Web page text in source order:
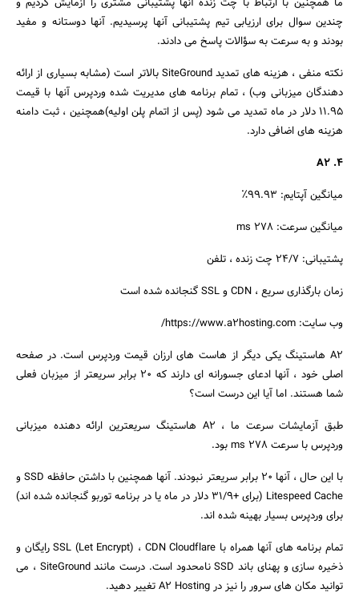
چندین سوال برای ارزیابی تیم پشتیبانی آنها پرسیدیم. آنها دوستانه و مفید
بودند و به سرعت به سؤالات پاسخ می دادند.
نکته منفی ، هزینه های تمدید SiteGround بالاتر است (مشابه بسیاری از ارائه
دهندگان میزبانی وب) ، تمام برنامه های مدیریت شده وردپرس آنها با قیمت
11.95 دلار در ماه تمدید می شود (پس از اتمام پلن اولیه)همچنین ، ثبت دامنه
هزینه های اضافی دارد.
4. A2
میانگین آپتایم: 99.93٪
میانگین سرعت: 278 ms
پشتیبانی: 24/7 چت زنده ، تلفن
زمان بارگذاری سریع ، CDN و SSL گنجانده شده است
وب سایت: https://www.a2hosting.com/
A2 هاستینگ یکی دیگر از هاست های ارزان قیمت وردپرس است. در صفحه
اصلی خود ، آنها ادعای جسورانه ای دارند که 20 برابر سریعتر از میزبان فعلی
شما هستند. اما آیا این درست است؟
طبق آزمایشات سرعت ما ، A2 هاستینگ سریعترین ارائه دهنده میزبانی
وردپرس با سرعت 278 ms بود.
با این حال ، آنها 20 برابر سریعتر نبودند. آنها همچنین با داشتن حافظه SSD و
Litespeed Cache (برای +31/9 دلار در ماه یا در برنامه توربو گنجانده شده اند)
برای وردپرس بسیار بهینه شده اند.
تمام برنامه های آنها همراه با SSL (Let Encrypt) ، CDN Cloudflare رایگان و
ذخیره سازی و پهنای باند SSD نامحدود است. درست مانند SiteGround ، می
توانید مکان های سرور را نیز در A2 Hosting تغییر دهید.